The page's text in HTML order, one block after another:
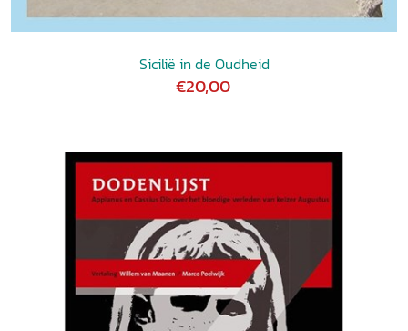
Sicilië in de Oudheid
€20,00